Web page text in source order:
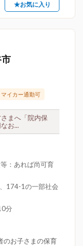
★お気に入り
イカー通勤可
まへ「院内保
お...
：あれば尚可育
174-1の一部社会
分
のお子さまの保育